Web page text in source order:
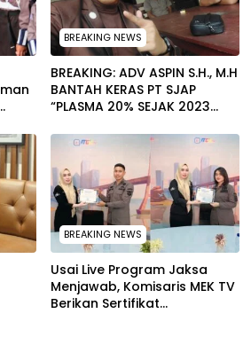
BREAKING NEWS
BREAKING: ADV ASPIN S.H., M.H
BANTAH KERAS PT SJAP
“PLASMA 20% SEJAK 2023
WARGA WAWOONE!
BREAKING NEWS
Usai Live Program Jaksa
Menjawab, Komisaris MEK TV
Berikan Sertifikat